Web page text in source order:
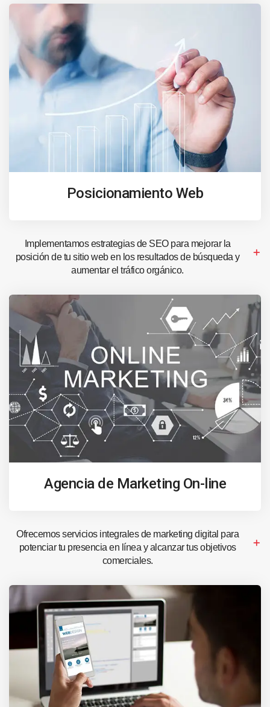
Posicionamiento Web
Implementamos estrategias de SEO para mejorar la
posición de tu sitio web en los resultados de búsqueda y
aumentar el tráfico orgánico.
Agencia de Marketing On-line
Ofrecemos servicios integrales de marketing digital para
potenciar tu presencia en línea y alcanzar tus objetivos
comerciales.